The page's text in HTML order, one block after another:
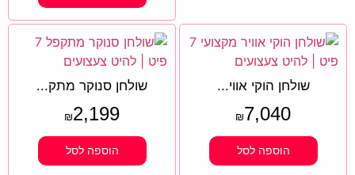
שולחן הוקי אווי...
₪7,040
הוספה לסל
שולחן סנוקר מתק...
₪2,199
הוספה לסל